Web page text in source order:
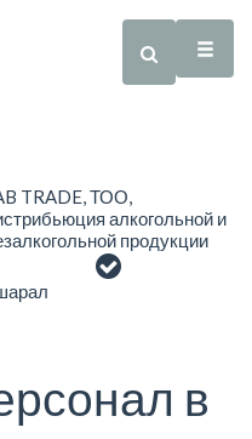
TRADE, ТОО,
алкогольной и
продукции
в